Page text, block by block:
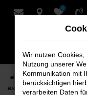
Zum
0
Startseite Bremervörde
Bremervörde bei Schmidt +
Wir nutzen
Nutzung unserer
Kommunikation mit
berücksichtigen
verarbeiten Daten